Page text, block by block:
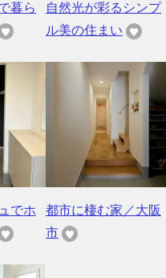
暮ら
自然光が彩るシンプ
ル美の住まい
でホ
都市に棲む家／大阪
市